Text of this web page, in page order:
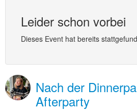
Leider schon vorbei
Dieses Event hat bereits
Nach der
Afterparty